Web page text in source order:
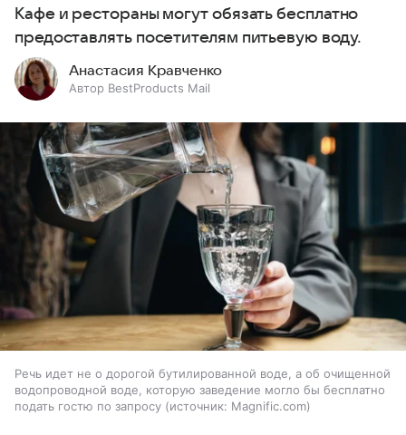
Кафе и рестораны могут обязать бесплатно
предоставлять посетителям питьевую воду.
Анастасия Кравченко
Автор BestProducts Mail
Речь идет не о дорогой бутилированной воде, а об очищенной
водопроводной воде, которую заведение могло бы бесплатно
подать гостю по запросу
источник: Magnific.com